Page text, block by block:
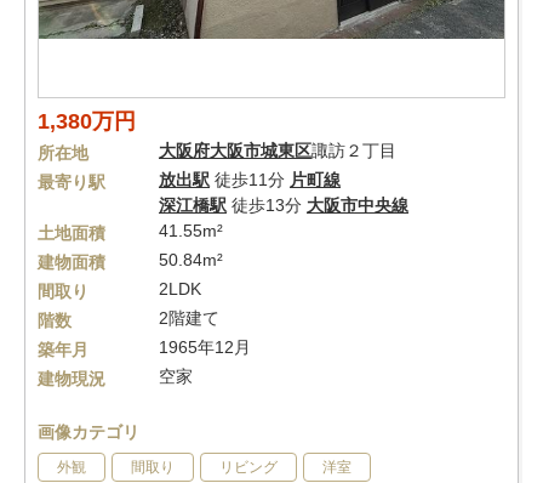
1,380万円
所在地 大阪府大阪市城東区諏訪２丁目
最寄り駅
放出駅 徒歩11分 片町線
深江橋駅 徒歩13分 大阪市中央線
土地面積
41.55m²
建物面積
50.84m²
間取り
2LDK
階数
2階建て
築年月
1965年12月
建物現況
空家
画像カテゴリ
外観 間取り リビング 洋室